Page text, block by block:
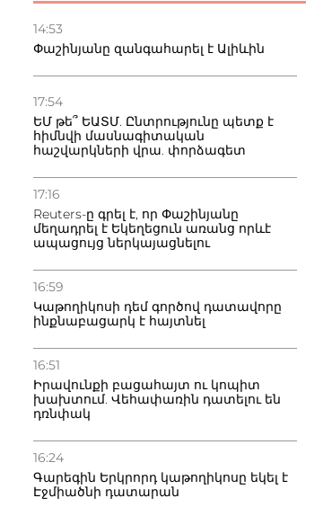
14:53
Փաշինյանը զանգահարել է Ալիևին
17:54
ԵՄ թե՞ ԵԱՏՄ. Ընտրությունը պետք է
հիմնվի մասնագիտական
հաշվարկների վրա. փորձագետ
17:16
Reuters-ը գրել է, որ Փաշինյանը
մեղադրել է Եկեղեցուն առանց որևէ
ապացույց ներկայացնելու
16:59
Կաթողիկոսի դեմ գործով դատավորը
ինքնաբացարկ է հայտնել
16:51
Իրավունքի բացահայտ ու կոպիտ
խախտում. Վեհափառին դատելու են
դռնփակ
16:24
Գարեգին Երկրորդ կաթողիկոսը եկել է
Էջմիածնի դատարան